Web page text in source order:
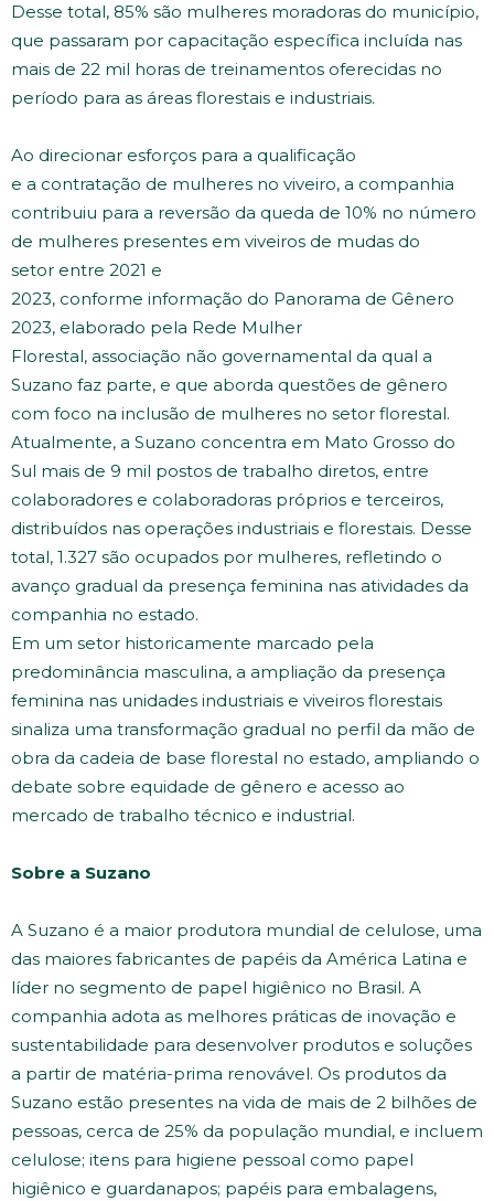
Desse total, 85% são mulheres moradoras do município,
que passaram por capacitação específica incluída nas
mais de 22 mil horas de treinamentos oferecidas no
período para as áreas florestais e industriais.
Ao direcionar esforços para a qualificação
e a contratação de mulheres no viveiro, a companhia
contribuiu para a reversão da queda de 10% no número
de mulheres presentes em viveiros de mudas do
setor entre 2021 e
2023, conforme informação do Panorama de Gênero
2023, elaborado pela Rede Mulher
Florestal, associação não governamental da qual a
Suzano faz parte, e que aborda questões de gênero
com foco na inclusão de mulheres no setor florestal.
Atualmente, a Suzano concentra em Mato Grosso do
Sul mais de 9 mil postos de trabalho diretos, entre
colaboradores e colaboradoras próprios e terceiros,
distribuídos nas operações industriais e florestais. Desse
total, 1.327 são ocupados por mulheres, refletindo o
avanço gradual da presença feminina nas atividades da
companhia no estado.
Em um setor historicamente marcado pela
predominância masculina, a ampliação da presença
feminina nas unidades industriais e viveiros florestais
sinaliza uma transformação gradual no perfil da mão de
obra da cadeia de base florestal no estado, ampliando o
debate sobre equidade de gênero e acesso ao
mercado de trabalho técnico e industrial.
Sobre a Suzano
A Suzano é a maior produtora mundial de celulose, uma
das maiores fabricantes de papéis da América Latina e
líder no segmento de papel higiênico no Brasil. A
companhia adota as melhores práticas de inovação e
sustentabilidade para desenvolver produtos e soluções
a partir de matéria-prima renovável. Os produtos da
Suzano estão presentes na vida de mais de 2 bilhões de
pessoas, cerca de 25% da população mundial, e incluem
celulose; itens para higiene pessoal como papel
higiênico e guardanapos; papéis para embalagens,